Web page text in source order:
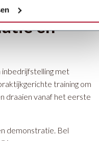
en
inbedrijfstelling met
training om
draaien vanaf het eerste
demonstratie. Bel